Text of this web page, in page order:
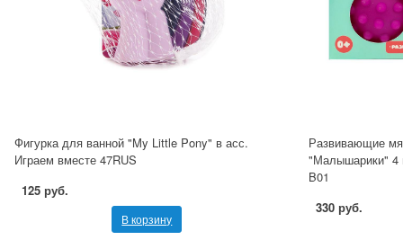
Фигурка для ванной "My Little Pony" в асс.
Играем вместе 47RUS
125 руб.
В корзину
Развивающие
"Малышарики" 4
B01
330 руб.